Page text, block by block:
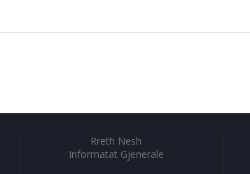
Rreth Nesh
Informatat Gjenerale